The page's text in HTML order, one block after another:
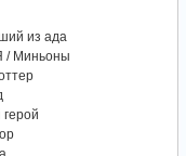
из ада
/ Миньоны